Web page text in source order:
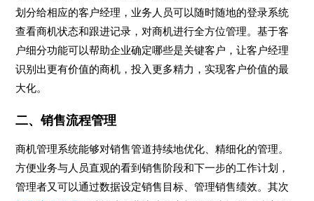
划分给相应的客户经理，业务人员可以随时随地的登录系统
查看商机状态和跟进记录，对商机进行全方位管理。基于客
户细分功能可以帮助企业确定哪些是关键客户，让客户经理
识别出更有价值的商机，投入更多精力，实现客户价值的最
大化。
二、销售流程管理
商机管理系统能够对销售管道持续地优化、精细化的管理。
方便业务与人员直观的看到销售阶段和下一步的工作计划，
管理者又可以通过数据设定销售目标、管理销售绩效。其次